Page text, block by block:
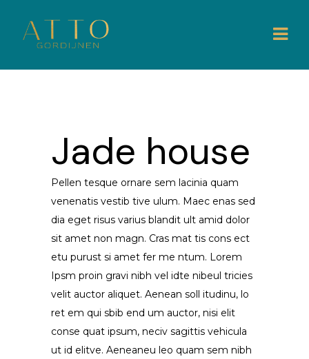
Jade house
Pellen tesque ornare sem lacinia quam
venenatis vestib tive ulum. Maec enas sed
dia eget risus varius blandit ult amid dolor
sit amet non magn. Cras mat tis cons ect
etu purust si amet fer me ntum. Lorem
Ipsm proin gravi nibh vel idte nibeul tricies
velit auctor aliquet. Aenean soll itudinu, lo
ret em qui sbib end um auctor, nisi elit
conse quat ipsum, neciv sagittis vehicula
ut id elitve. Aeneaneu leo quam sem nibh